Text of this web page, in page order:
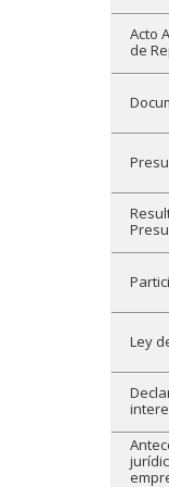
Acto
de
Ley